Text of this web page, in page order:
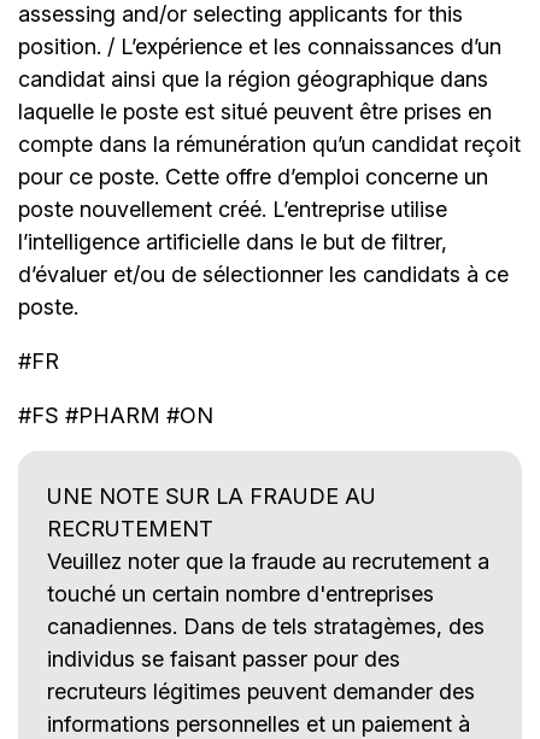
assessing and/or selecting applicants for this
position. / L’expérience et les connaissances d’un
candidat ainsi que la région géographique dans
laquelle le poste est situé peuvent être prises en
compte dans la rémunération qu’un candidat reçoit
pour ce poste. Cette offre d’emploi concerne un
poste nouvellement créé. L’entreprise utilise
l’intelligence artificielle dans le but de filtrer,
d’évaluer et/ou de sélectionner les candidats à ce
poste.
#FR
#FS #PHARM #ON
UNE NOTE SUR LA FRAUDE AU
RECRUTEMENT
Veuillez noter que la fraude au recrutement a
touché un certain nombre d'entreprises
canadiennes. Dans de tels stratagèmes, des
individus se faisant passer pour des
recruteurs légitimes peuvent demander des
informations personnelles et un paiement à